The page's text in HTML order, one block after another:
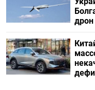
дрон